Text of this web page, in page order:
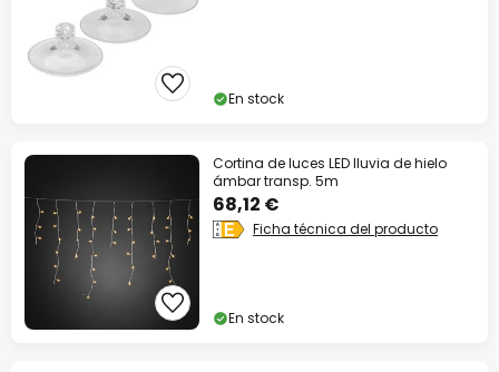
En stock
Cortina de luces LED lluvia de hielo
ámbar transp. 5m
68,12 €
Ficha técnica del producto
En stock